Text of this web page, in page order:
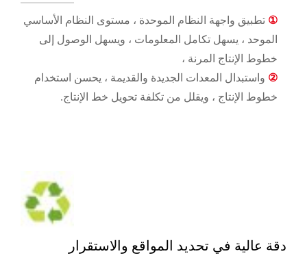
① تطبيق واجهة النظام الموحدة ، مستوى النظام الأساسي
الموحد ، يسهل تكامل المعلومات ، ويسهل الوصول إلى
خطوط الإنتاج المرنة ،
② واستبدال المعدات الجديدة والقديمة ، يحسن استخدام
خطوط الإنتاج ، ويقلل من تكلفة تحويل خط الإنتاج.
دقة عالية في تحديد المواقع والاستقرار